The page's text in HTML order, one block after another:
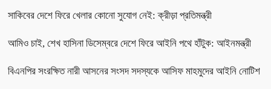
সাকিবের দেশে ফিরে খেলার কোনো সুযোগ নেই: ক্রীড়া প্রতিমন্ত্রী
আমিও চাই, শেখ হাসিনা ডিসেম্বরে দেশে ফিরে আইনি পথে হাঁটুক: আইনমন্ত্রী
বিএনপির সংরক্ষিত নারী আসনের সংসদ সদস্যকে আসিফ মাহমুদের আইনি নোটিশ